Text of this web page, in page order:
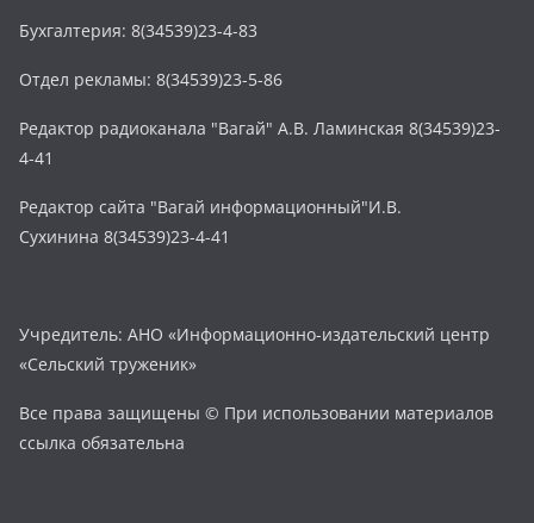
Бухгалтерия: 8(34539)23-4-83
Отдел рекламы: 8(34539)23-5-86
Редактор радиоканала "Вагай" А.В. Ламинская 8(34539)23-
4-41
Редактор сайта "Вагай информационный"И.В.
Сухинина 8(34539)23-4-41
Учредитель: АНО «Информационно-издательский центр
«Сельский труженик»
Все права защищены © При использовании материалов
ссылка обязательна